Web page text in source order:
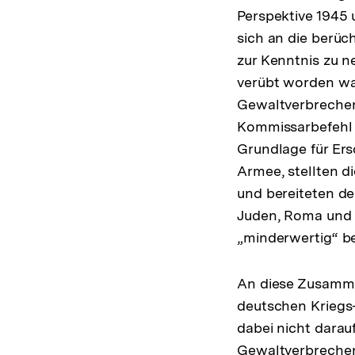
Perspektive
sich an die
zur Kenntnis zu
verübt worden
Grundlage für
Armee, stellten
und bereiteten
Juden, Roma
„minderwertig“
An diese
deutschen
dabei nicht